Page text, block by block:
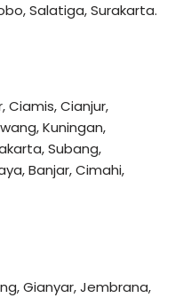
Salatiga, Surakarta.
Ciamis, Cianjur,
Kuningan,
Subang,
Banjar, Cimahi,
Gianyar, Jembrana,